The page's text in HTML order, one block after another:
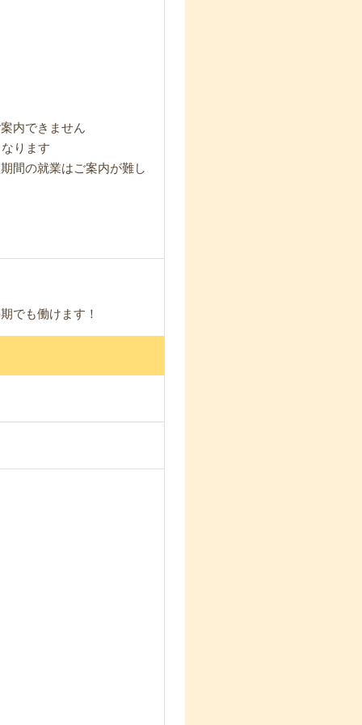
内できません
ります
間の就業はご案内が難し
も働けます！